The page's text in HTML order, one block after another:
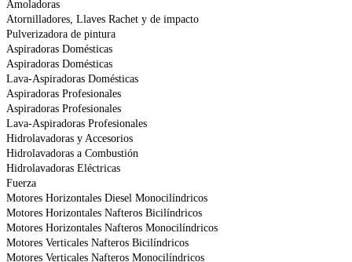
Amoladoras
Atornilladores, Llaves Rachet y de impacto
Pulverizadora de pintura
Aspiradoras Domésticas
Aspiradoras Domésticas
Lava-Aspiradoras Domésticas
Aspiradoras Profesionales
Aspiradoras Profesionales
Lava-Aspiradoras Profesionales
Hidrolavadoras y Accesorios
Hidrolavadoras a Combustión
Hidrolavadoras Eléctricas
Fuerza
Motores Horizontales Diesel Monocilíndricos
Motores Horizontales Nafteros Bicilíndricos
Motores Horizontales Nafteros Monocilíndricos
Motores Verticales Nafteros Bicilíndricos
Motores Verticales Nafteros Monocilíndricos